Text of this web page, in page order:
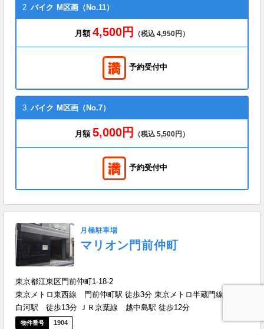
2 バイク M区画（No.11）
月額 4,500円 （税込 4,950円）
予約受付中
3 バイク M区画（No.7）
月額 5,000円 （税込 5,500円）
予約受付中
月極駐車場
マリオン門前仲町
東京都江東区門前仲町1-18-2
東京メトロ東西線 門前仲町駅 徒歩3分 東京メトロ半蔵門線 清澄
白河駅 徒歩13分 ＪＲ京葉線 越中島駅 徒歩12分
1904